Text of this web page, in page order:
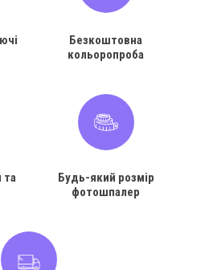
Безкоштовна
кольоропроба
та
Будь-який розмір
фотошпалер